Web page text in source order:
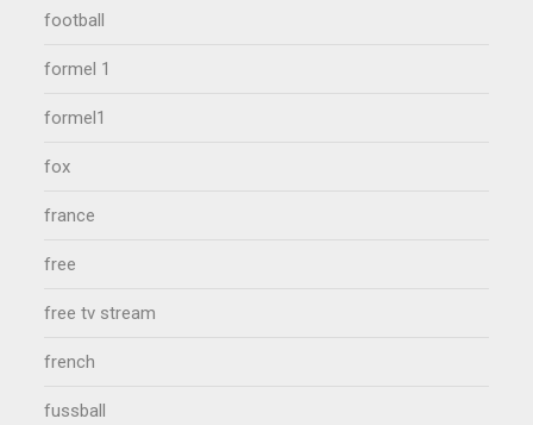
football
formel 1
formel1
fox
france
free
free tv stream
french
fussball